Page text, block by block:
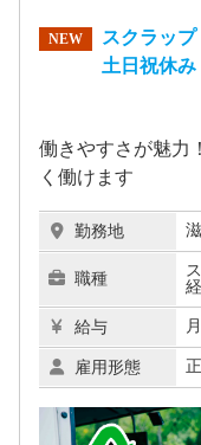
NEW
スクラッ
土日祝休み
働きやすさが魅力
く働けます
勤務地
職種
給与
雇用形態